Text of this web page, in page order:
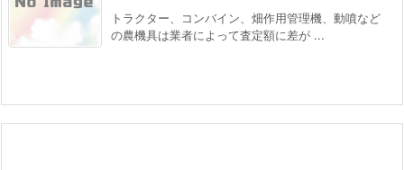
トラクター、コンバイン、畑作用管理機、動噴など
の農機具は業者によって査定額に差が ...